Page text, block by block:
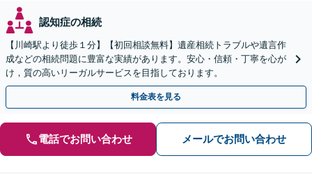
認知症の相続
【川崎駅より徒歩１分】【初回相談無料】遺産相続トラブルや遺言作
成などの相続問題に豊富な実績があります。安心・信頼・丁寧を心が
け，質の高いリーガルサービスを目指しております。
料金表を見る
電話でお問い合わせ メールでお問い合わせ